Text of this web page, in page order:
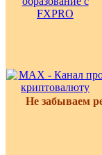
Не забываем